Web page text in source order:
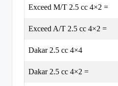
Exceed M/T 2.5 cc 4×2 =
Exceed A/T 2.5 cc 4×2 =
Dakar 2.5 cc 4×4
Dakar 2.5 cc 4×2 =